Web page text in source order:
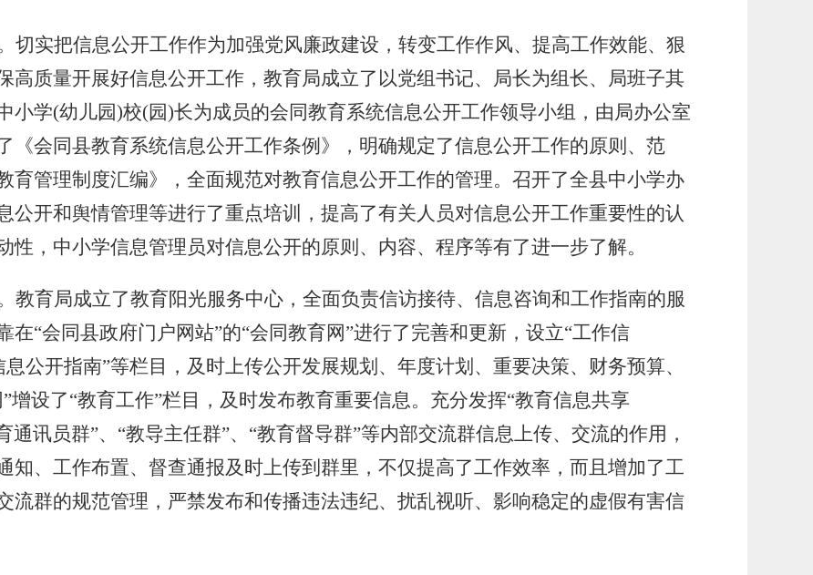
切实把信息公开工作作为加强党风廉政建设，转变工作作风、提高工作效能、狠
高质量开展好信息公开工作，教育局成立了以党组书记、局长为组长、局班子其
小学(幼儿园)校(园)长为成员的会同教育系统信息公开工作领导小组，由局办公室
《会同县教育系统信息公开工作条例》，明确规定了信息公开工作的原则、范
育管理制度汇编》，全面规范对教育信息公开工作的管理。召开了全县中小学办
公开和舆情管理等进行了重点培训，提高了有关人员对信息公开工作重要性的认
，中小学信息管理员对信息公开的原则、内容、程序等有了进一步了解。
教育局成立了教育阳光服务中心，全面负责信访接待、信息咨询和工作指南的服
在“会同县政府门户网站”的“会同教育网”进行了完善和更新，设立“工作信
息公开指南”等栏目，及时上传公开发展规划、年度计划、重要决策、财务预算、
增设了“教育工作”栏目，及时发布教育重要信息。充分发挥“教育信息共享
通讯员群”、“教导主任群”、“教育督导群”等内部交流群信息上传、交流的作用，
知、工作布置、督查通报及时上传到群里，不仅提高了工作效率，而且增加了工
流群的规范管理，严禁发布和传播违法违纪、扰乱视听、影响稳定的虚假有害信